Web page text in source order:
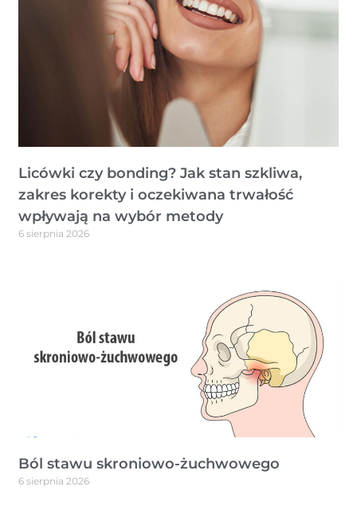
Licówki czy bonding? Jak stan szkliwa,
zakres korekty i oczekiwana trwałość
wpływają na wybór metody
6 sierpnia 2026
Ból stawu skroniowo-żuchwowego
6 sierpnia 2026